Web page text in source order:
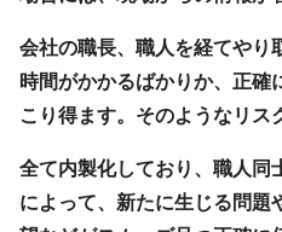
会社の職長、職人を経てやり
時間がかかるばかりか、正確
こり得ます。そのようなリス
全て内製化しており、職人同
によって、新たに生じる問題